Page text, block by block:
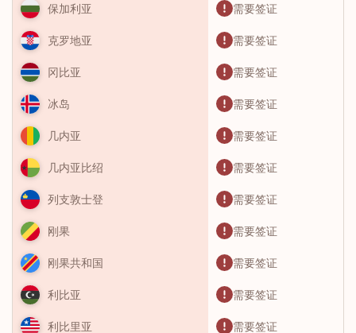
保加利亚 需要签证
克罗地亚 需要签证
冈比亚 需要签证
冰岛 需要签证
几内亚 需要签证
几内亚比绍 需要签证
列支敦士登 需要签证
刚果 需要签证
刚果共和国 需要签证
利比亚 需要签证
利比里亚 需要签证